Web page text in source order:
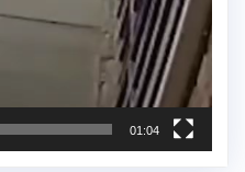
01:04